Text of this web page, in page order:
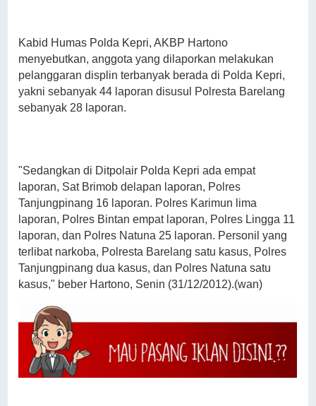
Kabid Humas Polda Kepri, AKBP Hartono
menyebutkan, anggota yang dilaporkan melakukan
pelanggaran displin terbanyak berada di Polda Kepri,
yakni sebanyak 44 laporan disusul Polresta Barelang
sebanyak 28 laporan.
"Sedangkan di Ditpolair Polda Kepri ada empat
laporan, Sat Brimob delapan laporan, Polres
Tanjungpinang 16 laporan. Polres Karimun lima
laporan, Polres Bintan empat laporan, Polres Lingga 11
laporan, dan Polres Natuna 25 laporan. Personil yang
terlibat narkoba, Polresta Barelang satu kasus, Polres
Tanjungpinang dua kasus, dan Polres Natuna satu
kasus," beber Hartono, Senin (31/12/2012).(wan)